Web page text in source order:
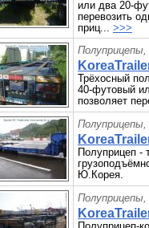
или два 20-
перевозить
приц... >>>
Трёхосный
40-футовый
позволяет
Полуприцеп -
Ю.Корея.